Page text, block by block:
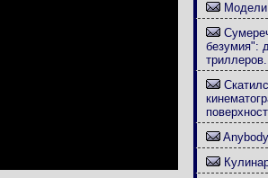
безумия":
триллеров.